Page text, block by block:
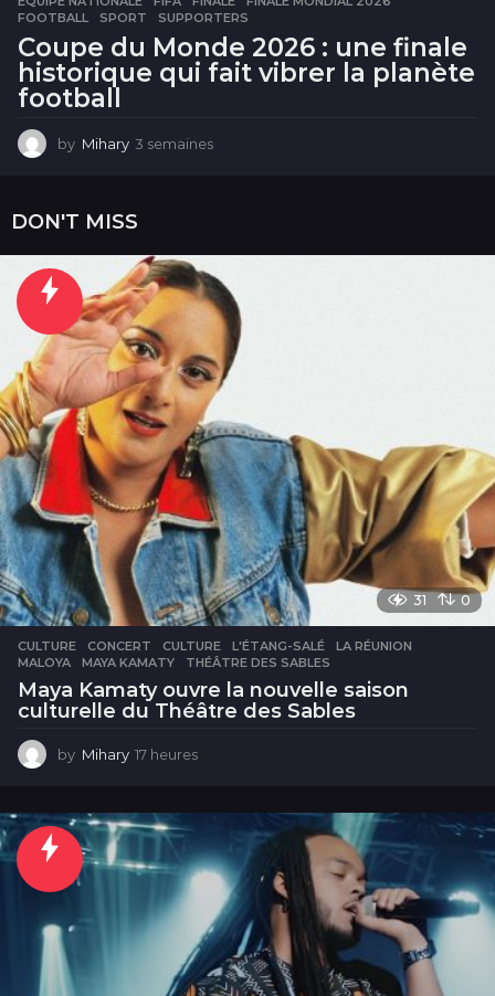
FOOTBALL
,SPORT ,SUPPORTERS
Coupe du Monde 2026 : une finale
historique qui fait vibrer la planète
football
by Mihary 3 semaines
e
s
DON'T MISS
31 0
CULTURE CONCERT ,CULTURE ,L'ÉTANG-SALÉ ,LA RÉUNION
MALOYA
,MAYA KAMATY ,THÉÂTRE DES SABLES
Maya Kamaty ouvre la nouvelle saison
culturelle du Théâtre des Sables
by Mihary 17 heures
e
r